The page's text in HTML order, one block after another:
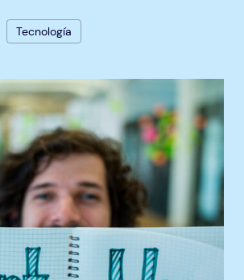
Tecnología